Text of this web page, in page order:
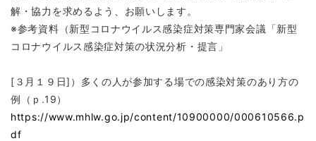
解・協力を求めるよう、お願いします。
※参考資料（新型コロナウイルス感染症対策専門家会議「新型
コロナウイルス感染症対策の状況分析・提言」
[３月１９日]）多くの人が参加する場での感染対策のあり方の
例（ｐ.19）
https://www.mhlw.go.jp/content/10900000/000610566.p
df